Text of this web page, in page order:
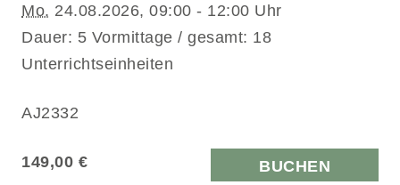
Mo. 24.08.2026, 09:00 - 12:00 Uhr
Dauer: 5 Vormittage / gesamt: 18
Unterrichtseinheiten
AJ2332
149,00 € BUCHEN